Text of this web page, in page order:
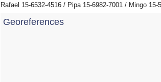
Rafael 15-6532-4516 / Pipa 15-6982-7001 / Mingo 15-
Georeferences